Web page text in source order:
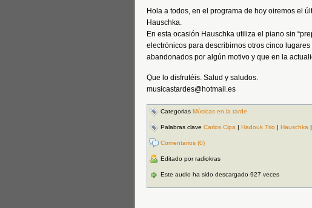
Hola a todos, en el programa de hoy oiremos el
Hauschka.
En esta ocasión Hauschka utiliza el piano sin
electrónicos para describirnos otros cinco
abandonados por algún motivo y que en la
Que lo disfrutéis. Salud y saludos.
musicastardes@hotmail.es
Categorias Músicas en la tarde
Palabras clave Carlos Cipa | Hadouk Trio | Hauschka |
Comentarios (0)
Editado por radiokras
Este audio ha sido descargado 927 veces